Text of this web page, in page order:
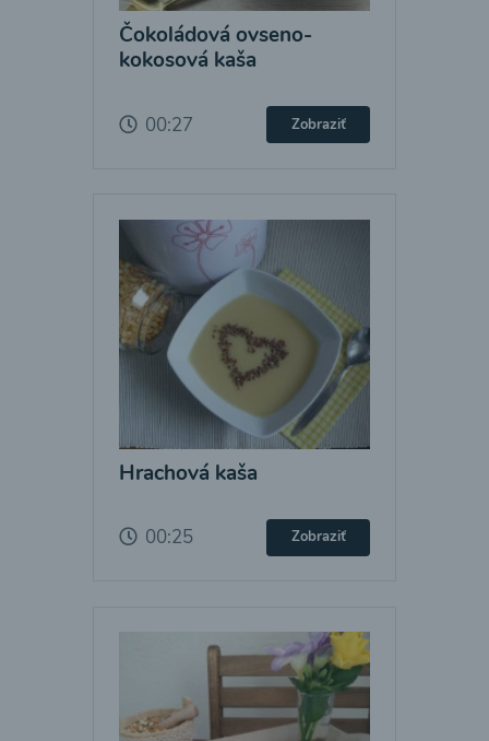
Čokoládová ovseno-
kokosová kaša
00:27 Zobraziť
Hrachová kaša
00:25 Zobraziť